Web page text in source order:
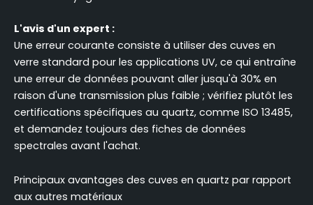
L'avis d'un expert :
Une erreur courante consiste à utiliser des cuves en
verre standard pour les applications UV, ce qui entraîne
une erreur de données pouvant aller jusqu'à 30% en
raison d'une transmission plus faible ; vérifiez plutôt les
certifications spécifiques au quartz, comme ISO 13485,
et demandez toujours des fiches de données
spectrales avant l'achat.
Principaux avantages des cuves en quartz par rapport
aux autres matériaux